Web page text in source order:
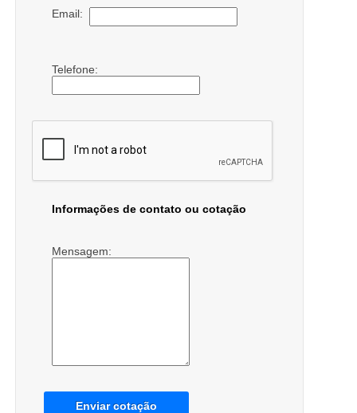
Email:
Telefone:
Informações de contato ou cotação
Mensagem:
Enviar cotação